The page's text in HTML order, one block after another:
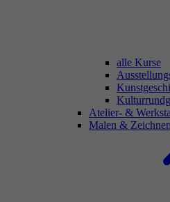
alle Kurse
Atelier- &
Malen & Zeichnen